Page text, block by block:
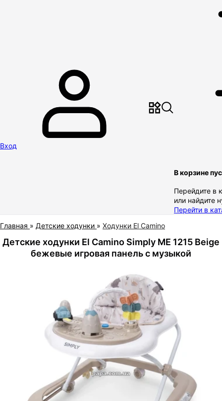
Вход
В корзине
Перейдите в
или найдите
Перейти в
Главная » Детские ходунки » Ходунки El Camino
Детские ходунки El Camino Simply ME 1215 Beige
бежевые игровая панель с музыкой